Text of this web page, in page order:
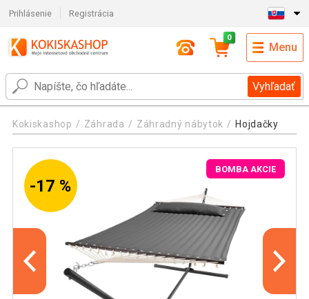
Prihlásenie Registrácia
Vyhľadať
0
Menu
Kokiskashop Záhrada Záhradný nábytok Hojdačky
-17 %
BOMBA AKCIE